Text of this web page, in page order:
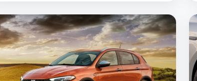
Model 1.4 Fire 95 HP Easy Manuel Benzinli
889.900 1.4 Fire 95 HP GSR Easy Manuel
Benzinli …